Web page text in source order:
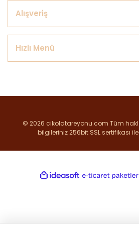
Alışveriş
Hızlı Menü
© 2026 cikolatareyonu.com Tüm
bilgileriniz 256bit SSL sertifikası
ideasoft